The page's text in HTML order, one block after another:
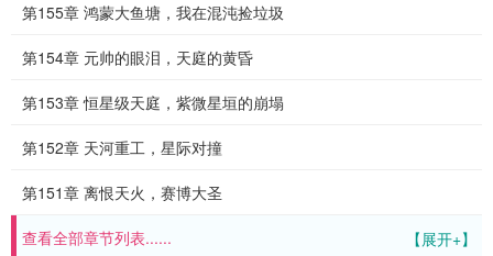
第155章 鸿蒙大鱼塘，我在混沌捡垃圾
第154章 元帅的眼泪，天庭的黄昏
第153章 恒星级天庭，紫微星垣的崩塌
第152章 天河重工，星际对撞
第151章 离恨天火，赛博大圣
【展开+】
查看全部章节列表......